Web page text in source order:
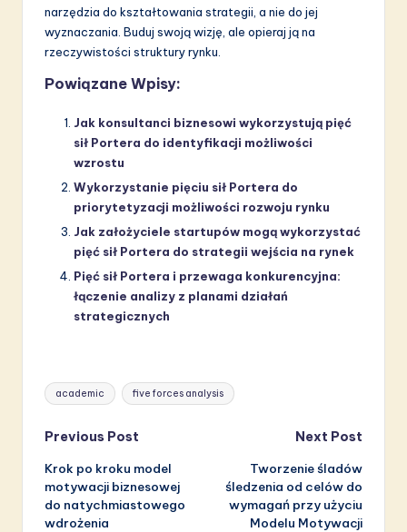
narzędzia do kształtowania strategii, a nie do jej
wyznaczania. Buduj swoją wizję, ale opieraj ją na
rzeczywistości struktury rynku.
Powiązane Wpisy:
Jak konsultanci biznesowi wykorzystują pięć
sił Portera do identyfikacji możliwości
wzrostu
Wykorzystanie pięciu sił Portera do
priorytetyzacji możliwości rozwoju rynku
Jak założyciele startupów mogą wykorzystać
pięć sił Portera do strategii wejścia na rynek
Pięć sił Portera i przewaga konkurencyjna:
łączenie analizy z planami działań
strategicznych
Tags:
academic five forces analysis
Post
navigation
Previous Post
Krok po kroku model
motywacji biznesowej
do natychmiastowego
wdrożenia
Next Post
Tworzenie śladów
śledzenia od celów do
wymagań przy użyciu
Modelu Motywacji